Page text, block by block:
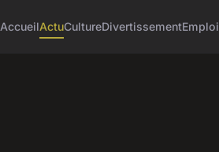
AccueilActuCultureDivertissementEmploi